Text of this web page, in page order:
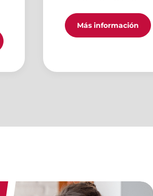
Más información